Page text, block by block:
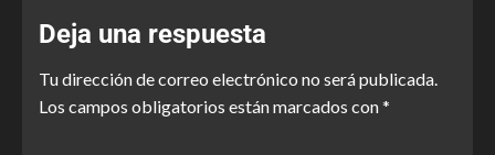
Deja una respuesta
Tu dirección de correo electrónico no será publicada.
Los campos obligatorios están marcados con*